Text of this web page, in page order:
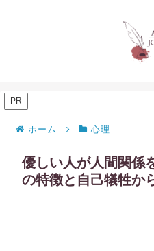
PR
ホーム 心理
優しい人が人間関係
の特徴と自己犠牲か